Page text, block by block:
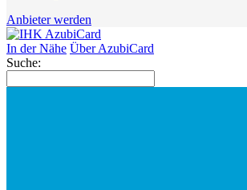
Anbieter werden
In der Nähe Über AzubiCard
Suche: